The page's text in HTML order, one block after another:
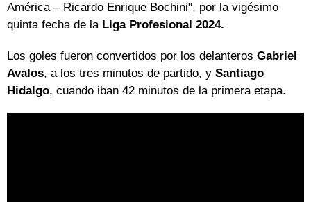
América – Ricardo Enrique Bochini", por la vigésimo
quinta fecha de laLiga Profesional 2024.
Los goles fueron convertidos por los delanteros Gabriel
Avalos, a los tres minutos de partido, y Santiago
Hidalgo, cuando iban 42 minutos de la primera etapa.